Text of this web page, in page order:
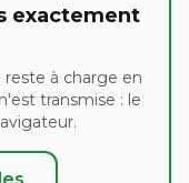
exactement
à charge en
transmise : le